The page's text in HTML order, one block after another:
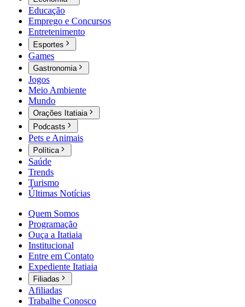
Educação
Emprego e Concursos
Entretenimento
Esportes
Games
Gastronomia
Jogos
Meio Ambiente
Mundo
Orações Itatiaia
Podcasts
Pets e Animais
Política
Saúde
Trends
Turismo
Últimas Notícias
Quem Somos
Programação
Ouça a Itatiaia
Institucional
Entre em Contato
Expediente Itatiaia
Filiadas
Afiliadas
Trabalhe Conosco